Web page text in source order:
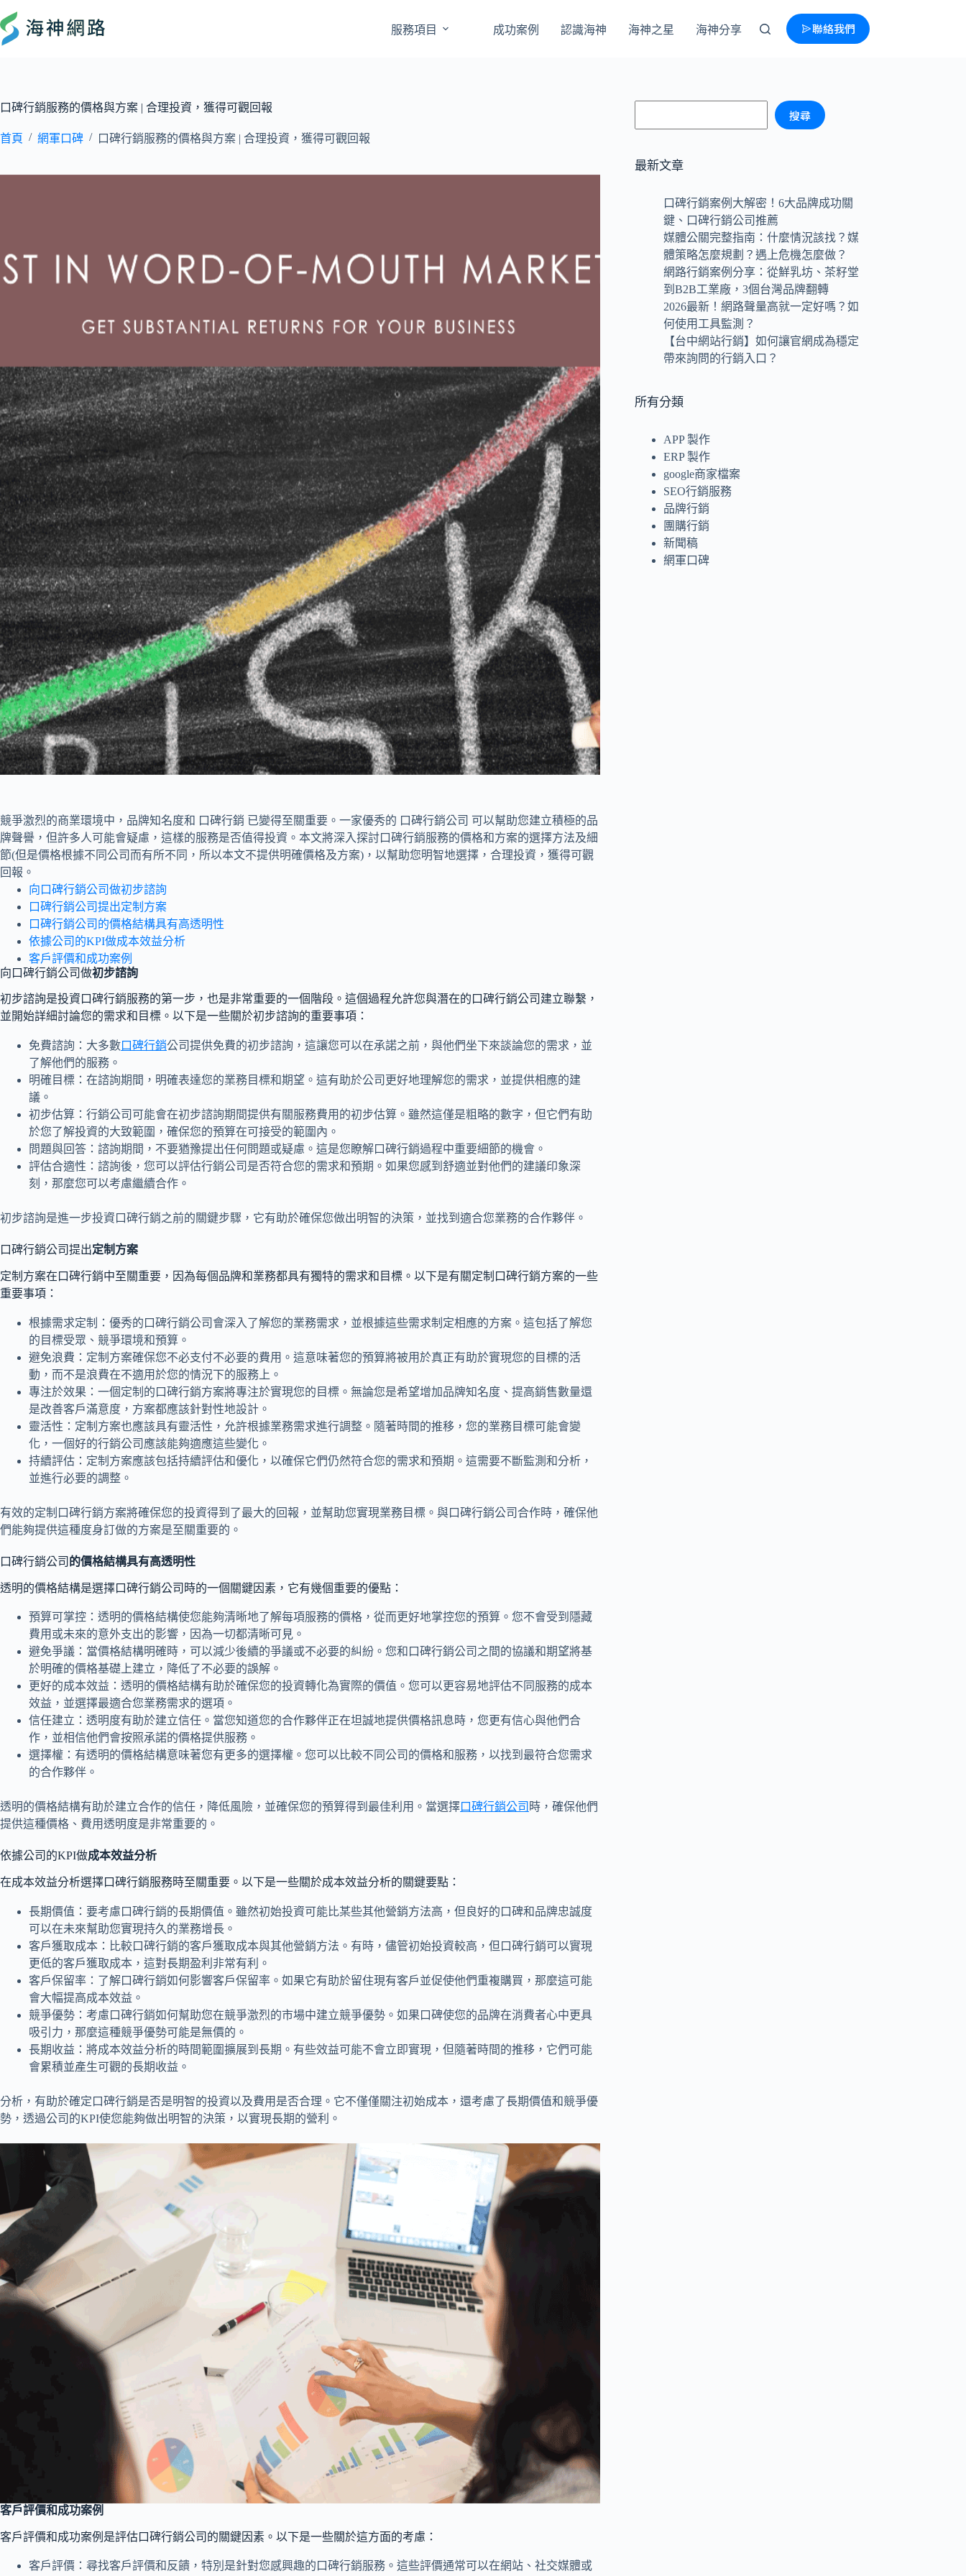
服務項目 成功案例 認識海神 海神之星 海神分享 聯絡我們
口碑行銷服務的價格與方案 | 合理投資，獲得可觀回報
首頁 / 網軍口碑 / 口碑行銷服務的價格與方案 | 合理投資，獲得可觀回報
競爭激烈的商業環境中，品牌知名度和 口碑行銷 已變得至關重要。一家優秀的 口碑行銷公司 可以幫助您建立積極的品
牌聲譽，但許多人可能會疑慮，這樣的服務是否值得投資。本文將深入探討口碑行銷服務的價格和方案的選擇方法及細
節(但是價格根據不同公司而有所不同，所以本文不提供明確價格及方案)，以幫助您明智地選擇，合理投資，獲得可觀
回報。
向口碑行銷公司做初步諮詢
口碑行銷公司提出定制方案
口碑行銷公司的價格結構具有高透明性
依據公司的KPI做成本效益分析
客戶評價和成功案例
向口碑行銷公司做初步諮詢
初步諮詢是投資口碑行銷服務的第一步，也是非常重要的一個階段。這個過程允許您與潛在的口碑行銷公司建立聯繫，
並開始詳細討論您的需求和目標。以下是一些關於初步諮詢的重要事項：
免費諮詢：大多數口碑行銷公司提供免費的初步諮詢，這讓您可以在承諾之前，與他們坐下來談論您的需求，並
了解他們的服務。
明確目標：在諮詢期間，明確表達您的業務目標和期望。這有助於公司更好地理解您的需求，並提供相應的建
議。
初步估算：行銷公司可能會在初步諮詢期間提供有關服務費用的初步估算。雖然這僅是粗略的數字，但它們有助
於您了解投資的大致範圍，確保您的預算在可接受的範圍內。
問題與回答：諮詢期間，不要猶豫提出任何問題或疑慮。這是您瞭解口碑行銷過程中重要細節的機會。
評估合適性：諮詢後，您可以評估行銷公司是否符合您的需求和預期。如果您感到舒適並對他們的建議印象深
刻，那麼您可以考慮繼續合作。
初步諮詢是進一步投資口碑行銷之前的關鍵步驟，它有助於確保您做出明智的決策，並找到適合您業務的合作夥伴。
口碑行銷公司提出定制方案
定制方案在口碑行銷中至關重要，因為每個品牌和業務都具有獨特的需求和目標。以下是有關定制口碑行銷方案的一些
重要事項：
根據需求定制：優秀的口碑行銷公司會深入了解您的業務需求，並根據這些需求制定相應的方案。這包括了解您
的目標受眾、競爭環境和預算。
避免浪費：定制方案確保您不必支付不必要的費用。這意味著您的預算將被用於真正有助於實現您的目標的活
動，而不是浪費在不適用於您的情況下的服務上。
專注於效果：一個定制的口碑行銷方案將專注於實現您的目標。無論您是希望增加品牌知名度、提高銷售數量還
是改善客戶滿意度，方案都應該針對性地設計。
靈活性：定制方案也應該具有靈活性，允許根據業務需求進行調整。隨著時間的推移，您的業務目標可能會變
化，一個好的行銷公司應該能夠適應這些變化。
持續評估：定制方案應該包括持續評估和優化，以確保它們仍然符合您的需求和預期。這需要不斷監測和分析，
並進行必要的調整。
有效的定制口碑行銷方案將確保您的投資得到了最大的回報，並幫助您實現業務目標。與口碑行銷公司合作時，確保他
們能夠提供這種度身訂做的方案是至關重要的。
口碑行銷公司 的價格結構具有高透明性
透明的價格結構是選擇口碑行銷公司時的一個關鍵因素，它有幾個重要的優點：
預算可掌控：透明的價格結構使您能夠清晰地了解每項服務的價格，從而更好地掌控您的預算。您不會受到隱藏
費用或未來的意外支出的影響，因為一切都清晰可見。
避免爭議：當價格結構明確時，可以減少後續的爭議或不必要的糾紛。您和口碑行銷公司之間的協議和期望將基
於明確的價格基礎上建立，降低了不必要的誤解。
更好的成本效益：透明的價格結構有助於確保您的投資轉化為實際的價值。您可以更容易地評估不同服務的成本
效益，並選擇最適合您業務需求的選項。
信任建立：透明度有助於建立信任。當您知道您的合作夥伴正在坦誠地提供價格訊息時，您更有信心與他們合
作，並相信他們會按照承諾的價格提供服務。
選擇權：有透明的價格結構意味著您有更多的選擇權。您可以比較不同公司的價格和服務，以找到最符合您需求
的合作夥伴。
透明的價格結構有助於建立合作的信任，降低風險，並確保您的預算得到最佳利用。當選擇口碑行銷公司 時，確保他們
提供這種價格、費用透明度是非常重要的。
依據公司的KPI做成本效益分析
在成本效益分析選擇口碑行銷服務時至關重要。以下是一些關於成本效益分析的關鍵要點：
長期價值：要考慮口碑行銷的長期價值。雖然初始投資可能比某些其他營銷方法高，但良好的口碑和品牌忠誠度
可以在未來幫助您實現持久的業務增長。
客戶獲取成本：比較口碑行銷的客戶獲取成本與其他營銷方法。有時，儘管初始投資較高，但口碑行銷可以實現
更低的客戶獲取成本，這對長期盈利非常有利。
客戶保留率：了解口碑行銷如何影響客戶保留率。如果它有助於留住現有客戶並促使他們重複購買，那麼這可能
會大幅提高成本效益。
競爭優勢：考慮口碑行銷如何幫助您在競爭激烈的市場中建立競爭優勢。如果口碑使您的品牌在消費者心中更具
吸引力，那麼這種競爭優勢可能是無價的。
長期收益：將成本效益分析的時間範圍擴展到長期。有些效益可能不會立即實現，但隨著時間的推移，它們可能
會累積並產生可觀的長期收益。
分析，有助於確定口碑行銷是否是明智的投資以及費用是否合理。它不僅僅關注初始成本，還考慮了長期價值和競爭優
勢，透過公司的KPI使您能夠做出明智的決策，以實現長期的營利。
客戶評價和成功案例
客戶評價和成功案例是評估口碑行銷公司的關鍵因素。以下是一些關於這方面的考慮：
客戶評價：尋找客戶評價和反饋，特別是針對您感興趣的口碑行銷服務。這些評價通常可以在網站、社交媒體或
搜尋
最新文章
口碑行銷案例大解密！6大品牌成功關
鍵、口碑行銷公司推薦
媒體公關完整指南：什麼情況該找？媒
體策略怎麼規劃？遇上危機怎麼做？
網路行銷案例分享：從鮮乳坊、茶籽堂
到B2B工業廠，3個台灣品牌翻轉
2026最新！網路聲量高就一定好嗎？如
何使用工具監測？
【台中網站行銷】如何讓官網成為穩定
帶來詢問的行銷入口？
所有分類
APP 製作
ERP 製作
google商家檔案
SEO行銷服務
品牌行銷
團購行銷
新聞稿
網軍口碑